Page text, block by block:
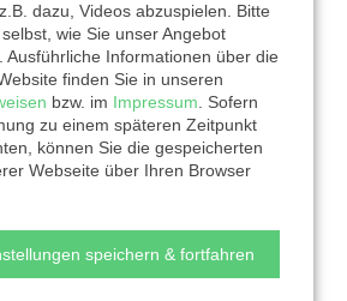
Halle
11
in:
dazu, Videos abzuspielen. Bitte
wie Sie unser Angebot
Ausführliche Informationen über die
finden Sie in unseren
bzw. im Impressum . Sofern
zu einem späteren Zeitpunkt
können Sie die gespeicherten
Webseite über Ihren Browser
speichern & fortfahren